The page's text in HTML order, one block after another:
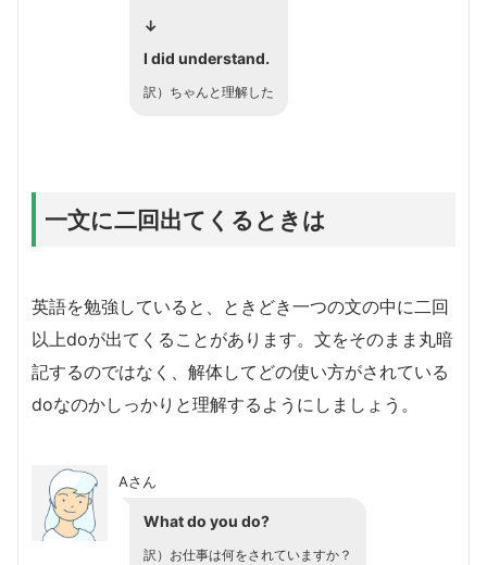
↓
I did understand.
訳）ちゃんと理解した
一文に二回出てくるときは
英語を勉強していると、ときどき一つの文の中に二回
以上doが出てくることがあります。文をそのまま丸暗
記するのではなく、解体してどの使い方がされている
doなのかしっかりと理解するようにしましょう。
Aさん
What do you do?
訳）お仕事は何をされていますか？